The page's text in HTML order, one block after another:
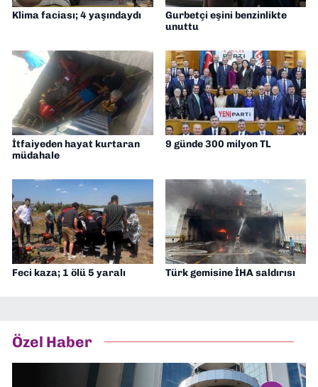
Klima faciası; 4 yaşındaydı
Gurbetçi eşini benzinlikte
unuttu
İtfaiyeden hayat kurtaran
müdahale
9 günde 300 milyon TL
Feci kaza; 1 ölü 5 yaralı Türk gemisine İHA saldırısı
Özel Haber